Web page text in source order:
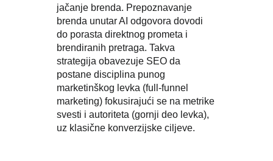
jačanje brenda. Prepoznavanje
brenda unutar AI odgovora dovodi
do porasta direktnog prometa i
brendiranih pretraga. Takva
strategija obavezuje SEO da
postane disciplina punog
marketinškog levka (full-funnel
marketing) fokusirajući se na metrike
svesti i autoriteta (gornji deo levka),
uz klasične konverzijske ciljeve.